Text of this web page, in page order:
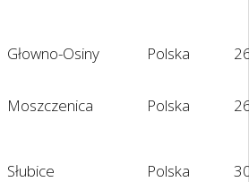
Głowno-Osiny Polska
Moszczenica Polska
Słubice Polska